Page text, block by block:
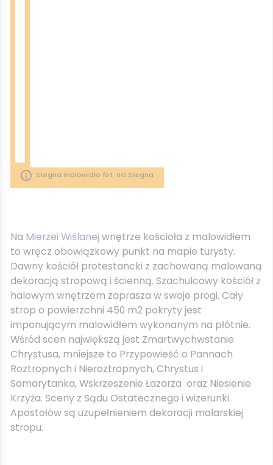
Stegna malowidło fot. UG Stegna
Na Mierzei Wiślanej wnętrze kościoła z malowidłem
to wręcz obowiązkowy punkt na mapie turysty.
Dawny kościół protestancki z zachowaną malowaną
dekoracją stropową i ścienną. Szachulcowy kościół z
halowym wnętrzem zaprasza w swoje progi. Cały
strop o powierzchni 450 m2 pokryty jest
imponującym malowidłem wykonanym na płótnie.
Wśród scen największą jest Zmartwychwstanie
Chrystusa, mniejsze to Przypowieść o Pannach
Roztropnych i Nieroztropnych, Chrystus i
Samarytanka, Wskrzeszenie Łazarza oraz Niesienie
Krzyża. Sceny z Sądu Ostatecznego i wizerunki
Apostołów są uzupełnieniem dekoracji malarskiej
stropu.